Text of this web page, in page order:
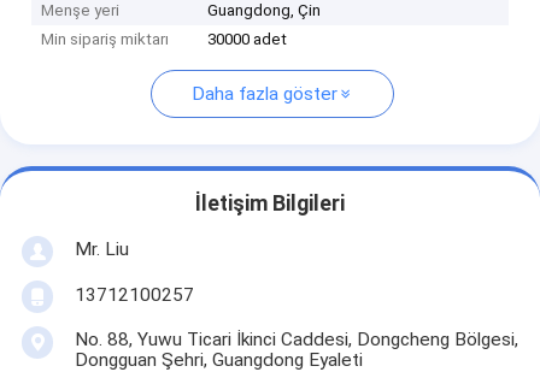
Menşe yeri
Guangdong, Çin
Min sipariş miktarı
30000 adet
Daha fazla göster
İletişim Bilgileri
Mr. Liu
13712100257
No. 88, Yuwu Ticari İkinci Caddesi, Dongcheng Bölgesi,
Dongguan Şehri, Guangdong Eyaleti